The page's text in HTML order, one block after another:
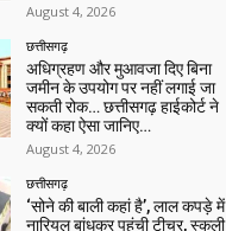
August 4, 2026
छत्तीसगढ़
अधिग्रहण और मुआवजा दिए बिना
जमीन के उपयोग पर नहीं लगाई जा
सकती रोक… छत्तीसगढ़ हाईकोर्ट ने
क्यों कहा ऐसा जानिए…
August 4, 2026
छत्तीसगढ़
‘सोने की बाली कहां है’, लाल कपड़े में
नारियल बांधकर पहुंची टीचर, स्कूली